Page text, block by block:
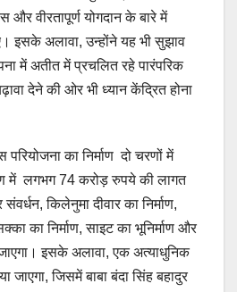
और वीरतापूर्ण योगदान के बारे में
इसके अलावा, उन्होंने यह भी सुझाव
में अतीत में प्रचलित रहे पारंपरिक
देने की ओर भी ध्यान केंद्रित होना
का निर्माण दो चरणों में
में लगभग 74 करोड़ रुपये की लागत
किलेनुमा दीवार का निर्माण,
का निर्माण, साइट का भूनिर्माण और
जाएगा। इसके अलावा, एक अत्याधुनिक
जाएगा, जिसमें बाबा बंदा सिंह बहादुर